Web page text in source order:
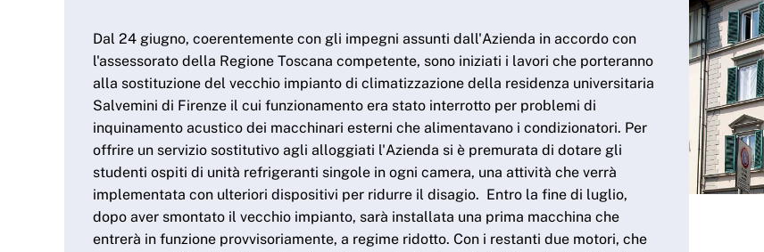
Dal 24 giugno, coerentemente con gli impegni assunti dall'Azienda in accordo con
l'assessorato della Regione Toscana competente, sono iniziati i lavori che porteranno
alla sostituzione del vecchio impianto di climatizzazione della residenza universitaria
Salvemini di Firenze il cui funzionamento era stato interrotto per problemi di
inquinamento acustico dei macchinari esterni che alimentavano i condizionatori. Per
offrire un servizio sostitutivo agli alloggiati l'Azienda si è premurata di dotare gli
studenti ospiti di unità refrigeranti singole in ogni camera, una attività che verrà
implementata con ulteriori dispositivi per ridurre il disagio. Entro la fine di luglio,
dopo aver smontato il vecchio impianto, sarà installata una prima macchina che
entrerà in funzione provvisoriamente, a regime ridotto. Con i restanti due motori, che